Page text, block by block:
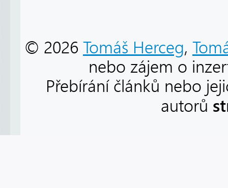
© 2026 Tomáš Herceg,
nebo zájem o
Přebírání článků nebo
autorů